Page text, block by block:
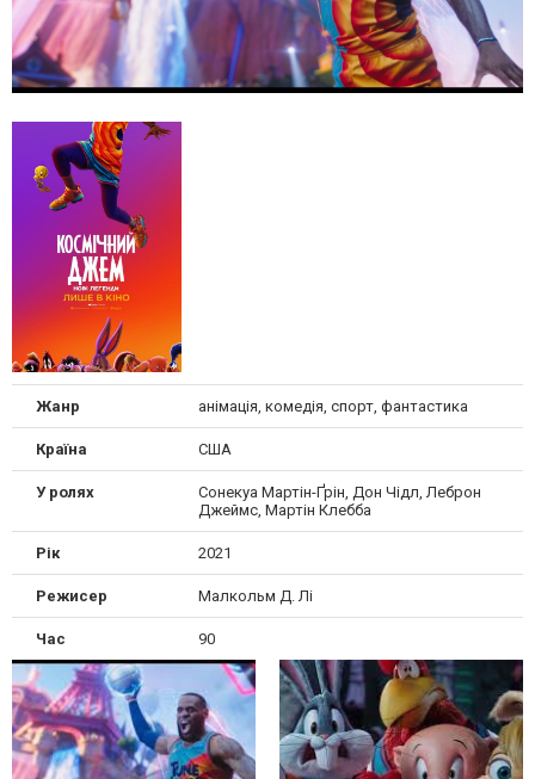
Жанр анімація, комедія, спорт, фантастика
Країна США
У ролях
Сонекуа Мартін-Ґрін, Дон Чідл, Леброн
Джеймс, Мартін Клебба
Рік 2021
Режисер Малкольм Д. Лі
Час 90